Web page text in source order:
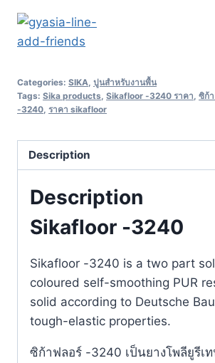
Categories: SIKA, ปูนสำหรับงานพื้น
Tags: Sika products, Sikafloor -3240 ราคา, ซิก้
-3240, ราคา sikafloor
Description
Description
Sikafloor -3240
Sikafloor -3240 is a two part
coloured self-smoothing PUR
solid according to Deutsche
tough-elastic properties.
ซิก้าฟลอร์ -3240 เป็นยางโพลียูรีเ